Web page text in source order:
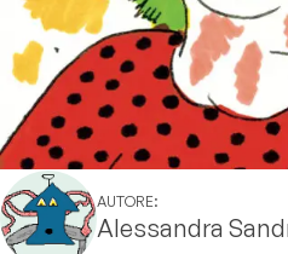
AUTORE:
Alessandra